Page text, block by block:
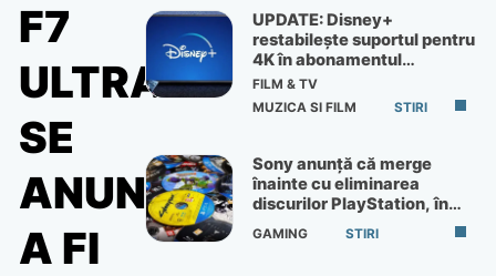
F7
ULTRA
SE
ANUNȚĂ
A FI
UPDATE: Disney+
restabilește suportul pentru
4K în abonamentul
Premium
FILM & TV
MUZICA SI FILM
STIRI
Sony anunță că merge
înainte cu eliminarea
discurilor PlayStation, în
ciuda protestelor
GAMING STIRI